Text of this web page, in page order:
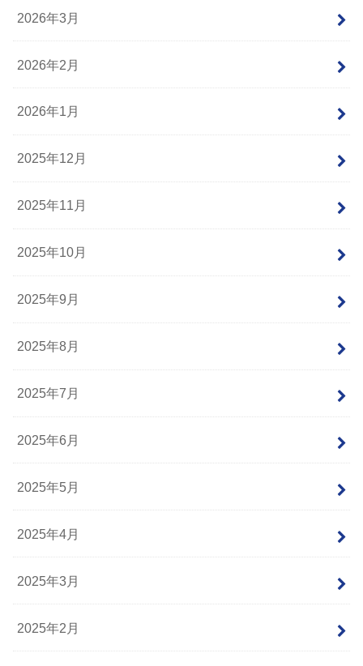
2026年3月
2026年2月
2026年1月
2025年12月
2025年11月
2025年10月
2025年9月
2025年8月
2025年7月
2025年6月
2025年5月
2025年4月
2025年3月
2025年2月